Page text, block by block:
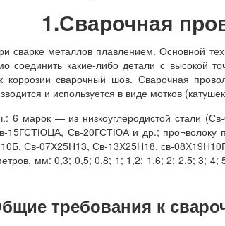
1.Сварочная
металлов плавлением. Основной
соединить какие-либо детали с
сварочный шов. Сварочная
и используется в виде мотков
марок — из низкоуглеродистой стали
Св-20ГСТЮА и др.; про¬волоку
Св-07Х25Н13, Св-13Х25Н18, св-
мм: 0,3; 0,5; 0,8; 1; 1,2; 1,6; 2; 2,5; 3; 4;
требования к